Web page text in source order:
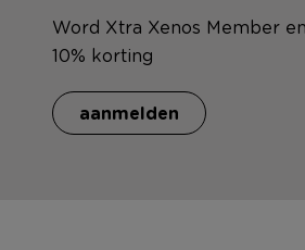
Word Xtra Xenos Member
10% korting
aanmelden